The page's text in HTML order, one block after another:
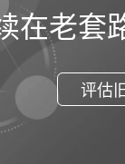
在老套
评估